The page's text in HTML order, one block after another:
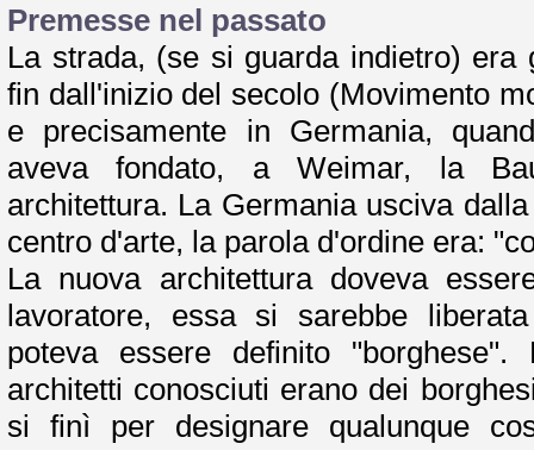
Premesse nel passato
La strada, (se si guarda indietro) era
fin dall'inizio del secolo (Movimento
e precisamente in Germania,
aveva fondato, a Weimar, la
architettura. La Germania usciva
centro d'arte, la parola d'ordine era:
La nuova architettura doveva
lavoratore, essa si sarebbe
poteva essere definito
architetti conosciuti erano dei
si finì per designare qualunque